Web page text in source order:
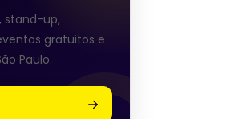
stand-up,
gratuitos e
Paulo.